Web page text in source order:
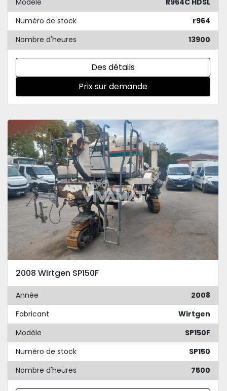
Numéro de stock
r964
Nombre d'heures
13900
Des détails
Prix sur demande
2008 Wirtgen SP150F
Année
2008
Fabricant
Wirtgen
Modèle
SP150F
Numéro de stock
SP150
Nombre d'heures
7500